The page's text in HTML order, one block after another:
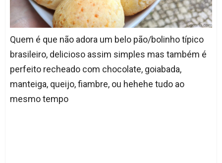
Quem é que não adora um belo pão/bolinho típico
brasileiro, delicioso assim simples mas também é
perfeito recheado com chocolate, goiabada,
manteiga, queijo, fiambre, ou hehehe tudo ao
mesmo tempo